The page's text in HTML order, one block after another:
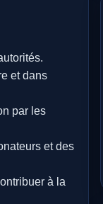
et dans
par les
et des
à la